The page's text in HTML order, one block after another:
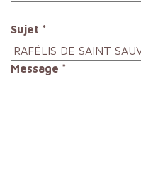
Sujet *
Message *